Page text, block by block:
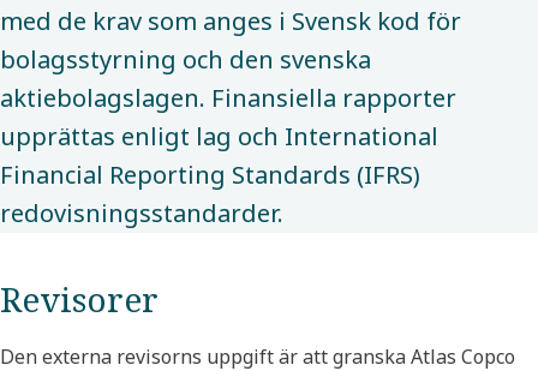
med de krav som anges i Svensk kod för
bolagsstyrning och den svenska
aktiebolagslagen. Finansiella rapporter
upprättas enligt lag och International
Financial Reporting Standards (IFRS)
redovisningsstandarder.
Revisorer
Den externa revisorns uppgift är att granska Atlas Copco